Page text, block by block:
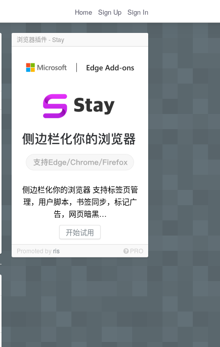
Home Sign Up Sign In
浏览器插件 - Stay
侧边栏化你的浏览器 支持标签页管
理，用户脚本，书签同步，标记广
告，网页暗黑…
开始试用
Promoted by ris PRO